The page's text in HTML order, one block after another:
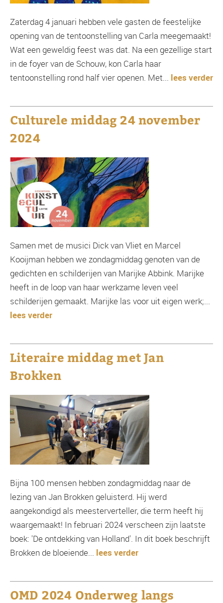
Zaterdag 4 januari hebben vele gasten de feestelijke
opening van de tentoonstelling van Carla meegemaakt!
Wat een geweldig feest was dat. Na een gezellige start
in de foyer van de Schouw, kon Carla haar
tentoonstelling rond half vier openen. Met... lees verder
Culturele middag 24 november
2024
Samen met de musici Dick van Vliet en Marcel
Kooijman hebben we zondagmiddag genoten van de
gedichten en schilderijen van Marijke Abbink. Marijke
heeft in de loop van haar werkzame leven veel
schilderijen gemaakt. Marijke las voor uit eigen werk;...
lees verder
Literaire middag met Jan
Brokken
Bijna 100 mensen hebben zondagmiddag naar de
lezing van Jan Brokken geluisterd. Hij werd
aangekondigd als meesterverteller, die term heeft hij
waargemaakt! In februari 2024 verscheen zijn laatste
boek: 'De ontdekking van Holland'. In dit boek beschrijft
Brokken de bloeiende... lees verder
OMD 2024 Onderweg langs